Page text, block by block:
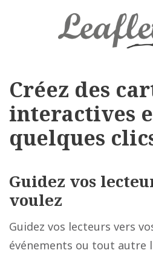
Créez des
interactives
quelques
Guidez vos
voulez
Guidez vos lecteurs vers
événements ou tout autre